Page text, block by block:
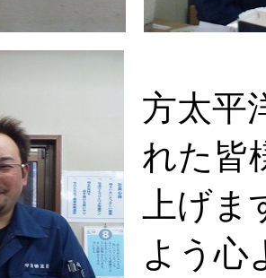
方太平
れた皆
上げ
よう心